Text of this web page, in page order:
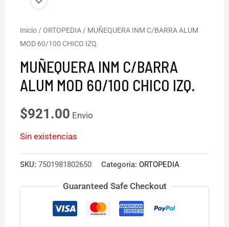
Inicio /ORTOPEDIA / MUÑEQUERA INM C/BARRA ALUM
MOD 60/100 CHICO IZQ.
MUÑEQUERA INM C/BARRA
ALUM MOD 60/100 CHICO IZQ.
$921.00 Envio
Sin existencias
SKU:7501981802650 Categoría:ORTOPEDIA
Guaranteed Safe Checkout